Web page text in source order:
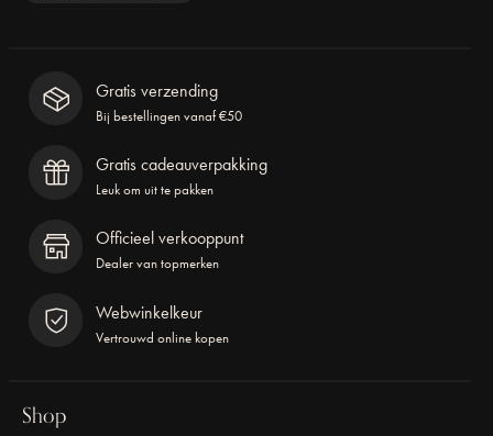
Gratis verzending
Bij bestellingen vanaf €50
Gratis cadeauverpakking
Leuk om uit te pakken
Officieel verkooppunt
Dealer van topmerken
Webwinkelkeur
Vertrouwd online kopen
Shop